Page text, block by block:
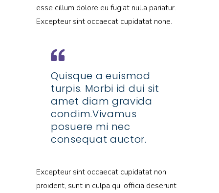
esse cillum dolore eu fugiat nulla pariatur.
Excepteur sint occaecat cupidatat none.
Quisque a euismod
turpis. Morbi id dui sit
amet diam gravida
condim.Vivamus
posuere mi nec
consequat auctor.
Excepteur sint occaecat cupidatat non
proident, sunt in culpa qui officia deserunt